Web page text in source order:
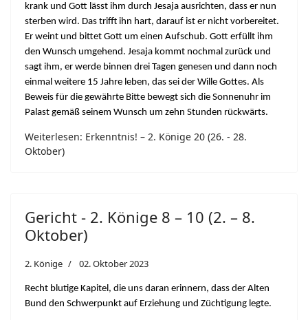
krank und Gott lässt ihm durch Jesaja ausrichten, dass er nun
sterben wird. Das trifft ihn hart, darauf ist er nicht vorbereitet.
Er weint und bittet Gott um einen Aufschub. Gott erfüllt ihm
den Wunsch umgehend. Jesaja kommt nochmal zurück und
sagt ihm, er werde binnen drei Tagen genesen und dann noch
einmal weitere 15 Jahre leben, das sei der Wille Gottes. Als
Beweis für die gewährte Bitte bewegt sich die Sonnenuhr im
Palast gemäß seinem Wunsch um zehn Stunden rückwärts.
Weiterlesen: Erkenntnis! – 2. Könige 20 (26. - 28.
Oktober)
Gericht - 2. Könige 8 – 10 (2. – 8.
Oktober)
2. Könige 02. Oktober 2023
Recht blutige Kapitel, die uns daran erinnern, dass der Alten
Bund den Schwerpunkt auf Erziehung und Züchtigung legte.